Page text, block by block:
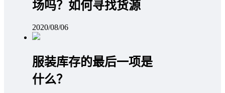
场吗？如何寻找货源
2020/08/06
服装库存的最后一项是
什么？